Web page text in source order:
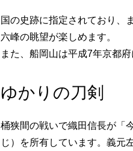
国の史跡に指定されており、
六峰の眺望が楽しめます。
また、船岡山は平成7年京都
ゆかりの刀剣
桶狭間の戦いで織田信長が「
じ）を所有しています。義元